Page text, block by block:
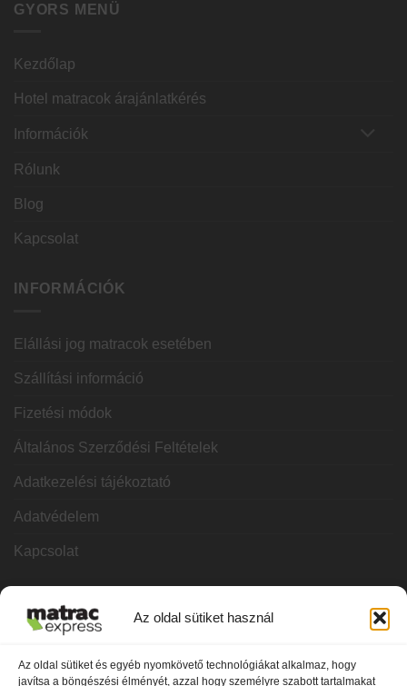
Az oldal sütiket használ
Az oldal sütiket és egyéb nyomkövető technológiákat alkalmaz, hogy
javítsa a böngészési élményét, azzal hogy személyre szabott tartalmakat
GYORS MENÜ
Kezdőlap
Hotel matracok árajánlatkérés
Információk
Rólunk
Blog
Kapcsolat
INFORMÁCIÓK
Elállási jog matracok esetében
Szállítási információ
Fizetési módok
Általános Szerződési Feltételek
Adatkezelési tájékoztató
Adatvédelem
Kapcsolat
KATEGÓRIÁK